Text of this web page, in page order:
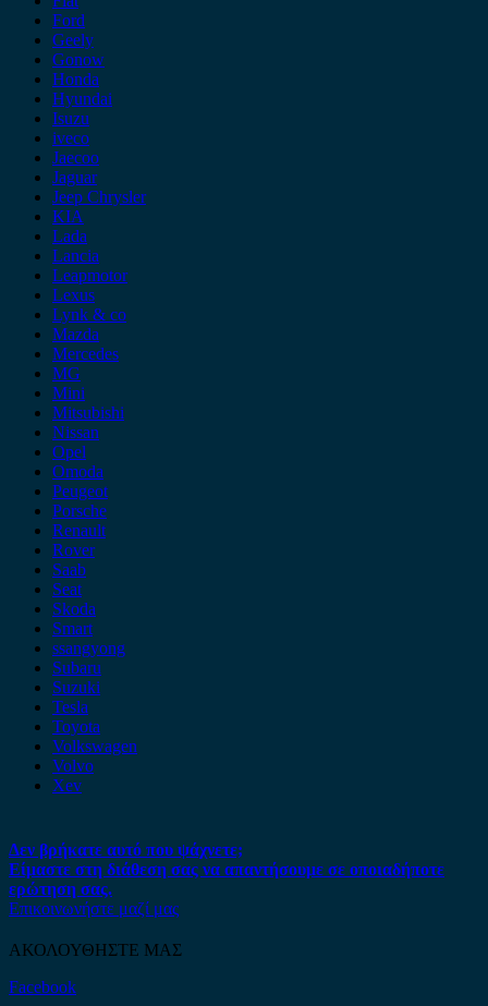
Ford
Geely
Gonow
Honda
Hyundai
Isuzu
iveco
Jaecoo
Jaguar
Jeep Chrysler
KIA
Lada
Lancia
Leapmotor
Lexus
Lynk & co
Mazda
Mercedes
MG
Mini
Mitsubishi
Nissan
Opel
Omoda
Peugeot
Porsche
Renault
Rover
Saab
Seat
Skoda
Smart
ssangyong
Subaru
Suzuki
Tesla
Toyota
Volkswagen
Volvo
Xev
Δεν βρήκατε αυτό που ψάχνετε;
Είμαστε στη διάθεση σας να απαντήσουμε σε οποιαδήποτε
ερώτηση σας.
Επικοινωνήστε μαζί μας
ΑΚΟΛΟΥΘΗΣΤΕ ΜΑΣ
Facebook